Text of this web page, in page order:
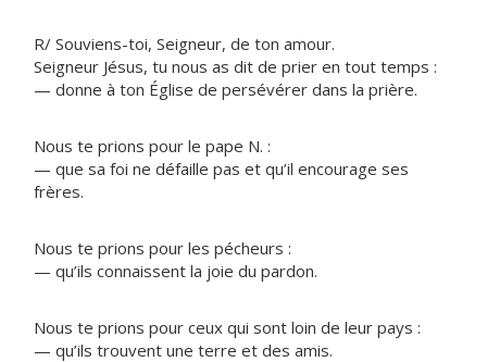
R/ Souviens-toi, Seigneur, de ton amour.
Seigneur Jésus, tu nous as dit de prier en tout temps :
— donne à ton Église de persévérer dans la prière.
Nous te prions pour le pape N. :
— que sa foi ne défaille pas et qu’il encourage ses
frères.
Nous te prions pour les pécheurs :
— qu’ils connaissent la joie du pardon.
Nous te prions pour ceux qui sont loin de leur pays :
— qu’ils trouvent une terre et des amis.